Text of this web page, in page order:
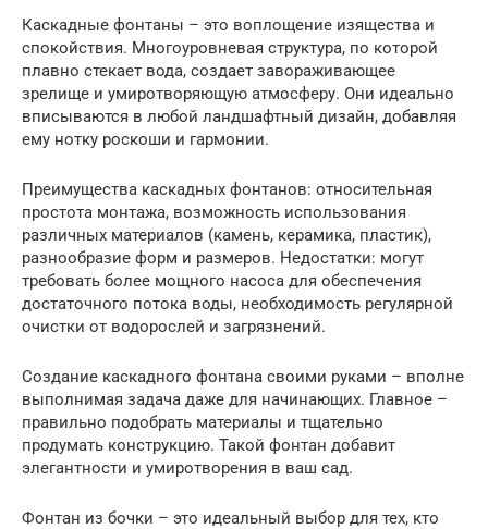
Каскадные фонтаны – это воплощение изящества и
спокойствия. Многоуровневая структура, по которой
плавно стекает вода, создает завораживающее
зрелище и умиротворяющую атмосферу. Они идеально
вписываются в любой ландшафтный дизайн, добавляя
ему нотку роскоши и гармонии.
Преимущества каскадных фонтанов: относительная
простота монтажа, возможность использования
различных материалов (камень, керамика, пластик),
разнообразие форм и размеров. Недостатки: могут
требовать более мощного насоса для обеспечения
достаточного потока воды, необходимость регулярной
очистки от водорослей и загрязнений.
Создание каскадного фонтана своими руками – вполне
выполнимая задача даже для начинающих. Главное –
правильно подобрать материалы и тщательно
продумать конструкцию. Такой фонтан добавит
элегантности и умиротворения в ваш сад.
Фонтан из бочки – это идеальный выбор для тех, кто